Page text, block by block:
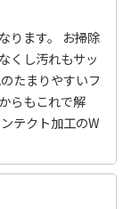
ります。 お掃除
くし汚れもサッ
たまりやすいフ
らもこれで解
テクト加工のW